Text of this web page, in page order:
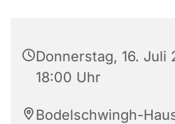
Donnerstag, 16. Juli
18:00 Uhr
Bodelschwingh-